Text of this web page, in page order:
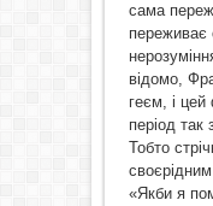
сама
переживає
відомо,
геєм, і
період так
Тобто
«Якби я